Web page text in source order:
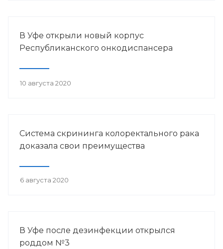
В Уфе открыли новый корпус
Республиканского онкодиспансера
10 августа 2020
Система скрининга колоректального рака
доказала свои преимущества
6 августа 2020
В Уфе после дезинфекции открылся
роддом №3